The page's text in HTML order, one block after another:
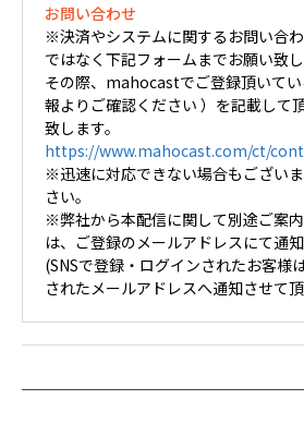
お問い合わせ
※決済やシステムに関するお問い合
ではなく下記フォームまでお願い致し
その際、mahocastでご登録頂いて
報よりご確認ください ）を記載して
致します。
https://www.mahocast.com/ct/
※迅速に対応できない場合もござい
さい。
※弊社から本配信に関して別途ご案
は、ご登録のメールアドレスにて通
(SNSで登録・ログインされたお客様
されたメールアドレスへ通知させて